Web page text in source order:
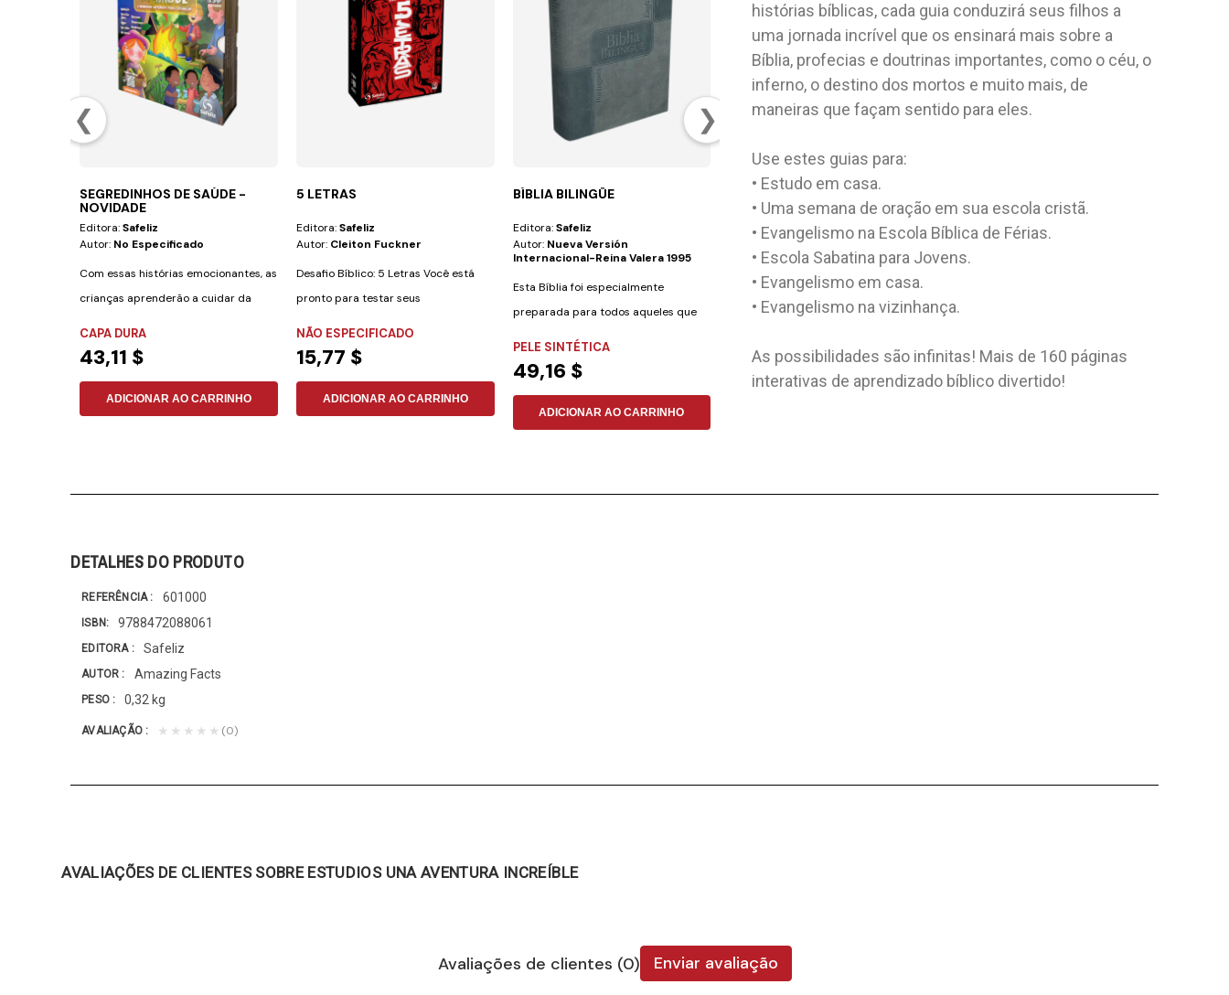
❮ ❯
SEGREDINHOS DE SAÚDE -
NOVIDADE
Editora:Safeliz
Autor: No Especificado
Com essas histórias emocionantes, as
crianças aprenderão a cuidar da
CAPA DURA
43,11 $
ADICIONAR AO CARRINHO
5 LETRAS
Editora:Safeliz
Autor: Cleiton Fuckner
Desafio Bíblico: 5 Letras Você está
pronto para testar seus
NÃO ESPECIFICADO
15,77 $
ADICIONAR AO CARRINHO
BÍBLIA BILINGÜE
Editora:Safeliz
Autor: Nueva Versión
Internacional-Reina Valera 1995
Esta Bíblia foi especialmente
preparada para todos aqueles que
desejam aprender...
PELE SINTÉTICA
49,16 $
ADICIONAR AO CARRINHO
GOYE
Editora:Safeliz
Kyle Morrison
“Portanto, vão e façam discípulos de
todas as nações, batizando-os em
42,25 $
Editora:Safeliz
(nvi-Pt)
Reina-Valera 1995. •
PELE
160,00 $
histórias bíblicas, cada guia conduzirá seus filhos a
uma jornada incrível que os ensinará mais sobre a
Bíblia, profecias e doutrinas importantes, como o céu, o
inferno, o destino dos mortos e muito mais, de
maneiras que façam sentido para eles.
Use estes guias para:
• Estudo em casa.
• Uma semana de oração em sua escola cristã.
• Evangelismo na Escola Bíblica de Férias.
• Escola Sabatina para Jovens.
• Evangelismo em casa.
• Evangelismo na vizinhança.
As possibilidades são infinitas! Mais de 160 páginas
interativas de aprendizado bíblico divertido!
DETALHES DO PRODUTO
REFERÊNCIA 601000
ISBN 9788472088061
EDITORA Safeliz
AUTOR Amazing Facts
PESO 0,32 kg
AVALIAÇÃO ★★★★★ (0)
AVALIAÇÕES DE CLIENTES SOBRE ESTUDIOS UNA AVENTURA INCREÍBLE
Avaliações de clientes (0) Enviar avaliação